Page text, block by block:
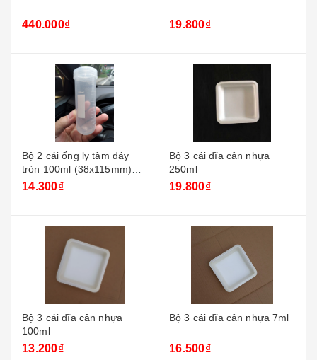
440.000₫ 19.800₫
Bộ 2 cái ống ly tâm đáy
tròn 100ml (38x115mm)
nắp vặn
14.300₫
Bộ 3 cái đĩa cân nhựa
250ml
19.800₫
Bộ 3 cái đĩa cân nhựa
100ml
13.200₫
Bộ 3 cái đĩa cân nhựa 7ml
16.500₫